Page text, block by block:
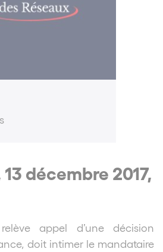
décembre 2017,
appel d’une décision
doit intimer le mandataire